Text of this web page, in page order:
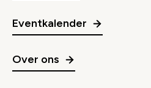
Eventkalender
Over ons